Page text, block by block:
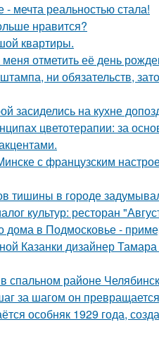
мечта реальностью стала!
нравится?
квартиры.
отметить её день
ни обязательств,
засиделись на кухне
цветотерапии: за
с французским
тишины в городе
культур: ресторан
дома в Подмосковье -
Казанки дизайнер
спальном районе
за шагом он
особняк 1929 года,